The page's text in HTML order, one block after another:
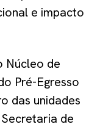
e impacto
Núcleo de
Pré-Egresso
das unidades
de